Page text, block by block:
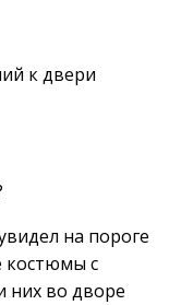
к двери
на пороге
костюмы с
них во дворе